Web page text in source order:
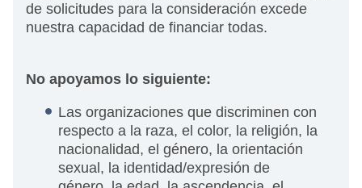
de solicitudes para la consideración excede
nuestra capacidad de financiar todas.
No apoyamos lo siguiente:
Las organizaciones que discriminen con
respecto a la raza, el color, la religión, la
nacionalidad, el género, la orientación
sexual, la identidad/expresión de